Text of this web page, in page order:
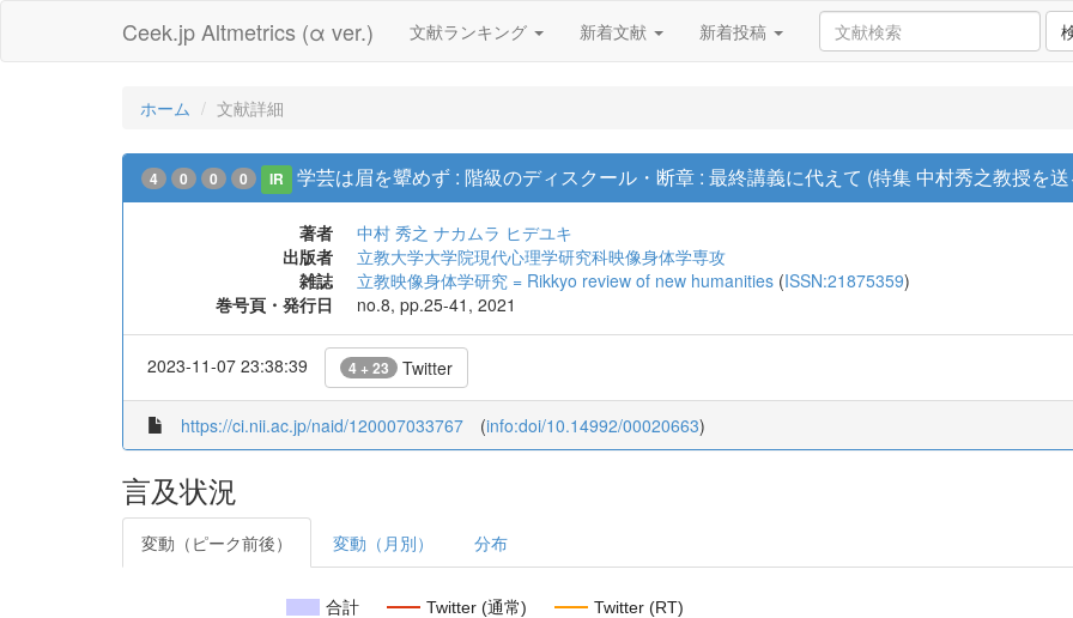
Ceek.jp Altmetrics (α ver.) 文献ランキング 新着文献 新着投稿
ホーム 文献詳細
4 0 0 0 IR 学芸は眉を顰めず : 階級のディスクール・断章 : 最終講義に代えて (特集 中村秀之教授を送
著者 中村 秀之 ナカムラ ヒデユキ
出版者
立教大学大学院現代心理学研究科映像身体学専攻
雑誌
立教映像身体学研究 = Rikkyo review of new humanities (ISSN:21875359)
巻号頁・発行日
no.8, pp.25-41, 2021
2023-11-07 23:38:39 4 + 23 Twitter
https://ci.nii.ac.jp/naid/120007033767 (info:doi/10.14992/00020663)
言及状況
変動（ピーク前後） 変動（月別） 分布
合計 Twitter (通常) Twitter (RT)